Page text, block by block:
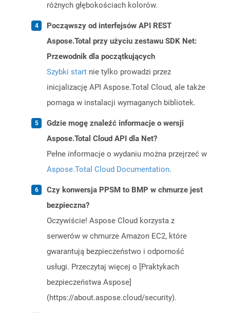
różnych głębokościach kolorów.
Począwszy od interfejsów API REST
Aspose.Total przy użyciu zestawu SDK Net:
Przewodnik dla początkujących
Szybki start nie tylko prowadzi przez
inicjalizację API Aspose.Total Cloud, ale także
pomaga w instalacji wymaganych bibliotek.
Gdzie mogę znaleźć informacje o wersji
Aspose.Total Cloud API dla Net?
Pełne informacje o wydaniu można przejrzeć w
Aspose.Total Cloud Documentation.
Czy konwersja PPSM to BMP w chmurze jest
bezpieczna?
Oczywiście! Aspose Cloud korzysta z
serwerów w chmurze Amazon EC2, które
gwarantują bezpieczeństwo i odporność
usługi. Przeczytaj więcej o [Praktykach
bezpieczeństwa Aspose]
(https://about.aspose.cloud/security).